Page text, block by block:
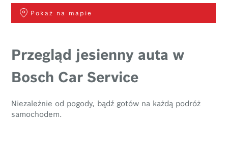
Pokaż na mapie
Przegląd jesienny auta w
Bosch Car Service
Niezależnie od pogody, bądź gotów na każdą podróż
samochodem.